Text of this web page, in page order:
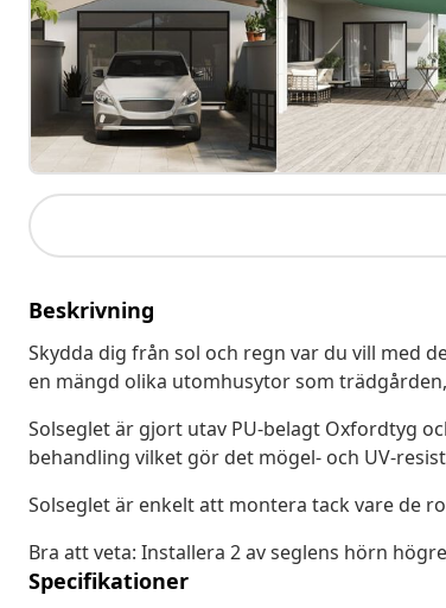
Beskrivning
Skydda dig från sol och regn var du vill med
en mängd olika utomhusytor som
Solseglet är gjort utav PU-belagt Oxfordtyg
behandling vilket gör det mögel- och UV-
Solseglet är enkelt att montera tack vare de
Bra att veta: Installera 2 av seglens hörn
Specifikationer